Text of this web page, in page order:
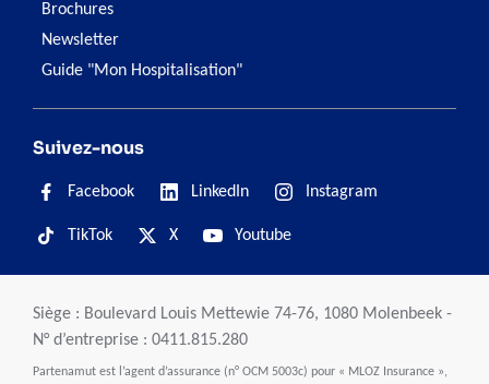
Brochures
Newsletter
Guide "Mon Hospitalisation"
Suivez-nous
Facebook LinkedIn Instagram
TikTok X Youtube
Siège : Boulevard Louis Mettewie 74-76, 1080 Molenbeek -
N° d’entreprise : 0411.815.280
Partenamut est l’agent d’assurance (n° OCM 5003c) pour « MLOZ Insurance »,